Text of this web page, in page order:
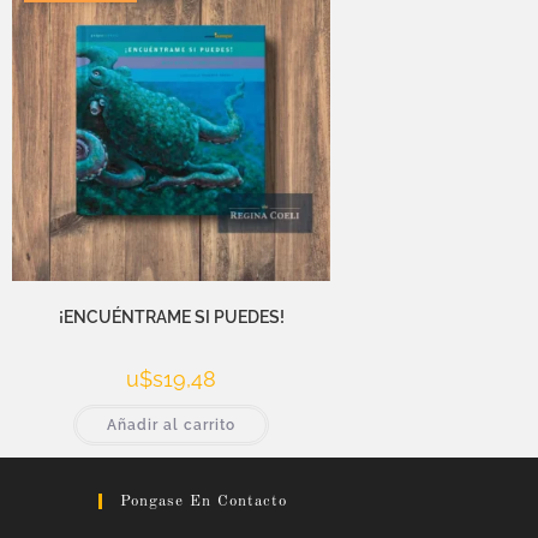
¡ENCUÉNTRAME SI PUEDES!
u$s19,48
Añadir al carrito
Pongase En Contacto